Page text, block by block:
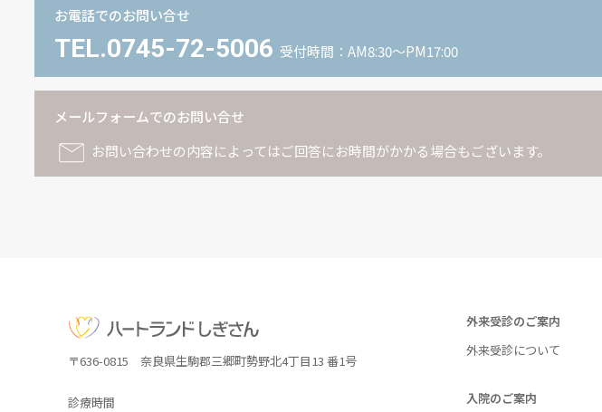
お電話でのお問い合せ
TEL.0745-72-5006 受付時間：AM8:30〜PM17:00
メールフォームでのお問い合せ
お問い合わせの内容によってはご回答にお時間がかかる場合もございます。
〒636-0815 奈良県生駒郡三郷町勢野北4丁目13 番1号
診療時間
外来受診のご案内
外来受診について
入院のご案内